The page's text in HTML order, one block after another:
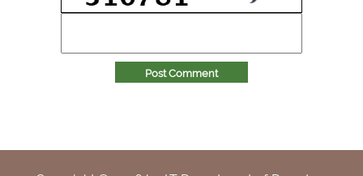
Post Comment